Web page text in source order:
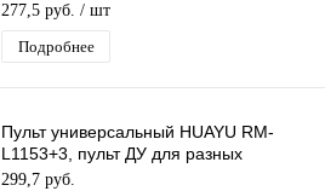
277,5 руб. / шт
Подробнее
Пульт универсальный HUAYU RM-
L1153+3, пульт ДУ для разных
моделей телевизоров
299,7 руб.